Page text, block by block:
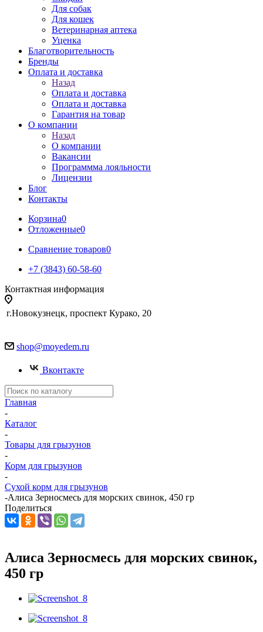
Для собак
Для кошек
Ветеринарная аптека
Уценка
Благотворительность
Бренды
Оплата и доставка
Назад
Оплата и доставка
Оплата и доставка
Гарантия на товар
О компании
Назад
О компании
Вакансии
Программма лояльности
Лицензии
Блог
Контакты
Корзина0
Отложенные0
Сравнение товаров0
+7 (3843) 60-58-60
Контактная информация
г.Новокузнецк, проспект Курако, 20
shop@moyedem.ru
Вконтакте
Главная
-
Каталог
-
Товары для грызунов
-
Корм для грызунов
-
Сухой корм для грызунов
-Алиса Зерносмесь для морских свинок, 450 гр
Поделиться
Алиса Зерносмесь для морских свинок,
450 гр